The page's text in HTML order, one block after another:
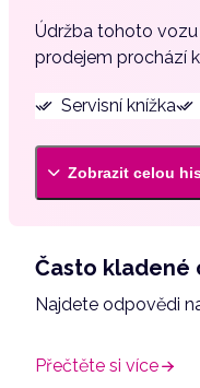
Brzdový asistent
Centrál dálkový
Digitální přístrojový
El. okna
Elektronická ruční
Isofix
Údržba tohoto
prodejem prochází
Servisní knížka
Zobrazit celou
Často kladené
Najdete odpovědi
Přečtěte si více